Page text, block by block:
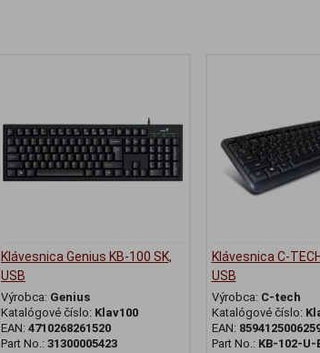
Klávesnica Genius KB-100 SK,
USB
Výrobca: Genius
Katalógové číslo: Klav100
EAN: 4710268261520
Part No.: 31300005423
Klávesnica C-
USB
Výrobca: C-tech
Katalógové číslo:
EAN:
Part No.: KB-102-U-